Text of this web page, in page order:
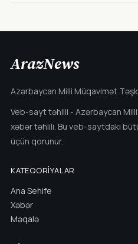
ArazNews
Azərbaycan Milli Müqavimət
Veb-sayt təhlili - Azərbaycan Milli
xəbər təhlili. Bu veb-saytdakı
üçün qorunur.
KATEQORIYALAR
Ana Sehife
Xəbər
Məqalə